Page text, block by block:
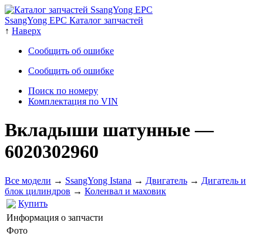
SsangYong EPC Каталог запчастей
↑ Наверх
Сообщить об ошибке
Сообщить об ошибке
Поиск по номеру
Комплектация по VIN
Вкладыши шатунные—
6020302960
Все модели → SsangYong Istana → Двигатель → Дигатель и
блок цилиндров → Коленвал и маховик
Купить
Информация о запчасти
Фото